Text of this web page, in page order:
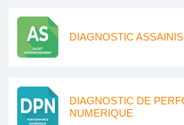
DIAGNOSTIC
DIAGNOSTIC DE
NUMERIQUE